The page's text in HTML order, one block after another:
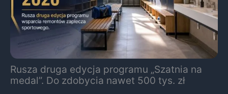
Rusza druga edycja programu „Szatnia na
medal”. Do zdobycia nawet 500 tys. zł